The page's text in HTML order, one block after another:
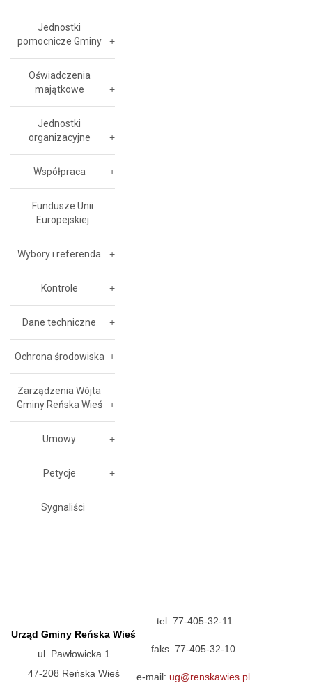
Jednostki
pomocnicze Gminy
Oświadczenia
majątkowe
Jednostki
organizacyjne
Współpraca
Fundusze Unii
Europejskiej
Wybory i referenda
Kontrole
Dane techniczne
Ochrona środowiska
Zarządzenia Wójta
Gminy Reńska Wieś
Umowy
Petycje
Sygnaliści
Urząd Gminy Reńska Wieś
ul. Pawłowicka 1
47-208 Reńska Wieś
tel. 77-405-32-11
faks. 77-405-32-10
e-mail: ug@renskawies.pl